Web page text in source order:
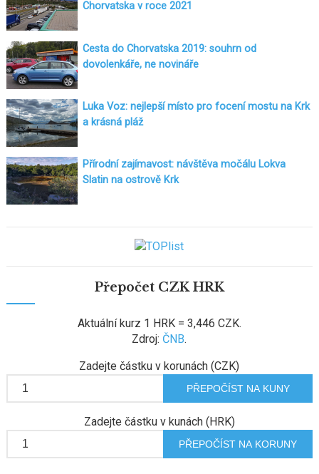
Chorvatska v roce 2021
Cesta do Chorvatska 2019: souhrn od
dovolenkáře, ne novináře
Luka Voz: nejlepší místo pro focení mostu na Krk
a krásná pláž
Přírodní zajímavost: návštěva močálu Lokva
Slatin na ostrově Krk
Přepočet CZK HRK
Aktuální kurz 1 HRK = 3,446 CZK.
Zdroj: ČNB.
Zadejte částku v korunách (CZK)
Zadejte částku v kunách (HRK)